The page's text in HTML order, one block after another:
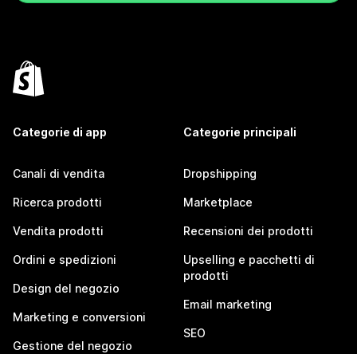
Categorie di app
Canali di vendita
Ricerca prodotti
Vendita prodotti
Ordini e spedizioni
Design del negozio
Marketing e conversioni
Gestione del negozio
Categorie principali
Dropshipping
Marketplace
Recensioni dei prodotti
Upselling e pacchetti di
prodotti
Email marketing
SEO